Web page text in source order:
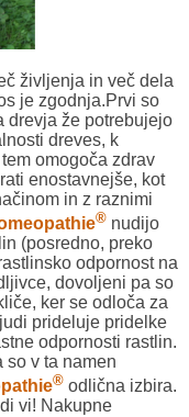
življenja in več dela
je zgodnja.Prvi so
drevja že potrebujejo
dreves, k
omogoča zdrav
enostavnejše, kot
in z raznimi
® nudijo
(posredno, preko
odpornost na
dovoljeni pa so
ker se odloča za
prideluje pridelke
odpornosti rastlin.
so v ta namen
® odlična izbira.
vi! Nakupne